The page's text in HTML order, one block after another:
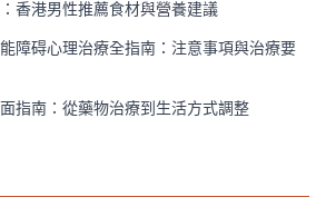
香港男性推薦食材與營養建議
障碍心理治療全指南：注意事項與治療要
指南：從藥物治療到生活方式調整